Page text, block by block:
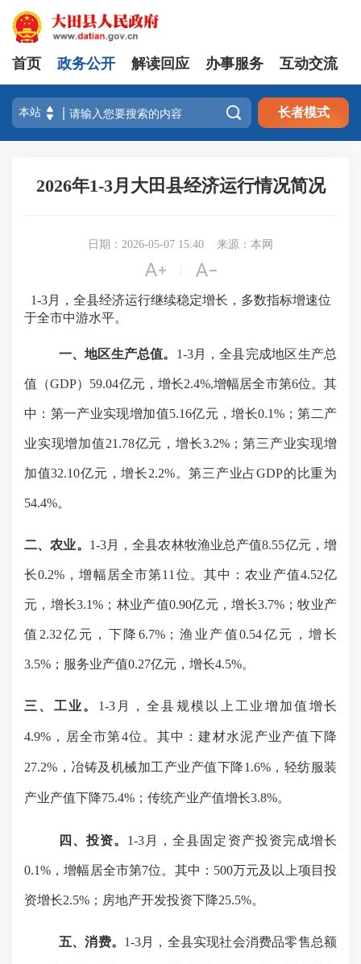
首页 政务公开 解读回应 办事服务 互动交流
 长者模式
2026年1-3月大田县经济运行情况简况
日期：2026-05-07 15:40 来源：本网
 
1-3月
，全县经济运行继续稳定增长，多数指标增速位
于全市中游水平。
一、地区生产总值。 1-3月，全县完成地区生产总
值（GDP） 59.04亿元，增长2.4%,增幅居全市第6位。其
中：第一产业实现增加值5.16亿元，增长0.1%；第二产
业实现增加值21.78亿元，增长3.2%；第三产业实现增
加值32.10亿元，增长2.2%。第三产业占GDP的比重为
54.4%。
二、农业。 1-3月，全县农林牧渔业总产值8.55亿元，增
长0.2%，增幅居全市第11 位。其中：农业产值4.52亿
元，增长3.1%；林业产值0.90亿元，增长3.7%；牧业产
值 2.32亿元，下降 6.7%；渔业产值0.54亿元，增长
3.5%；服务业产值0.27亿元，增长4.5%。
三、工业。 1-3月，全县规模以上工业增加值增长
4.9%，居全市第4位。其中：建材水泥产业产值下降
27.2%，冶铸及机械加工产业产值下降1.6%，轻纺服装
产业产值下降75.4%；传统产业产值增长3.8%。
四 、投资。 1-3月，全县固定资产投资完成增长
0.1%，增幅居全市第7位。其中：500万元及以上项目投
资增长2.5%；房地产开发投资下降25.5%。
五、消费。 1-3月，全县实现社会消费品零售总额